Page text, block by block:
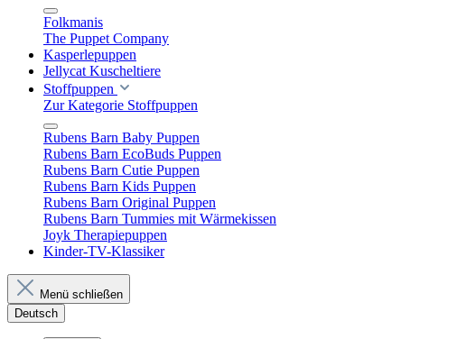
Folkmanis
The Puppet Company
Kasperlepuppen
Jellycat Kuscheltiere
Stoffpuppen
Zur Kategorie Stoffpuppen
Rubens Barn Baby Puppen
Rubens Barn EcoBuds Puppen
Rubens Barn Cutie Puppen
Rubens Barn Kids Puppen
Rubens Barn Original Puppen
Rubens Barn Tummies mit Wärmekissen
Joyk Therapiepuppen
Kinder-TV-Klassiker
Menü schließen
Deutsch